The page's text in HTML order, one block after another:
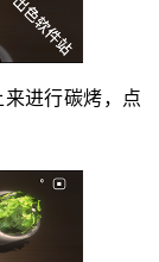
进行碳烤，点